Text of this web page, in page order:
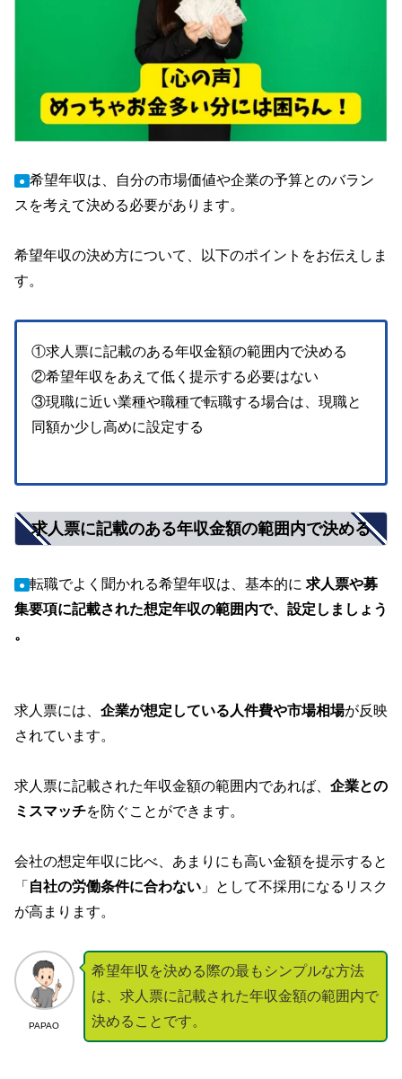
● 希望年収は、自分の市場価値や企業の予算とのバラン
スを考えて決める必要があります。
希望年収の決め方について、以下のポイントをお伝えしま
す。
①求人票に記載のある年収金額の範囲内で決める
②希望年収をあえて低く提示する必要はない
③現職に近い業種や職種で転職する場合は、現職と
同額か少し高めに設定する
求人票に記載のある年収金額の範囲内で決める
● 転職でよく聞かれる希望年収は、基本的に 求人票や募
集要項に記載された想定年収の範囲内で、設定しましょう
。
求人票には、 企業が想定している人件費や市場相場が反映
されています。
求人票に記載された年収金額の範囲内であれば、 企業との
ミスマッチを防ぐことができます。
会社の想定年収に比べ、あまりにも高い金額を提示すると
「 自社の労働条件に合わない 」として不採用になるリスク
が高まります。
PAPAO
希望年収を決める際の最もシンプルな方法
は、求人票に記載された年収金額の範囲内で
決めることです。